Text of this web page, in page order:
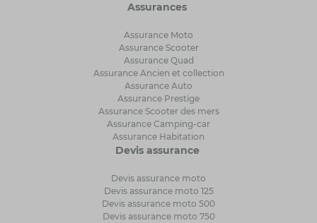
Assurances
Assurance Moto
Assurance Scooter
Assurance Quad
Assurance Ancien et collection
Assurance Auto
Assurance Prestige
Assurance Scooter des mers
Assurance Camping-car
Assurance Habitation
Devis assurance
Devis assurance moto
Devis assurance moto 125
Devis assurance moto 500
Devis assurance moto 750